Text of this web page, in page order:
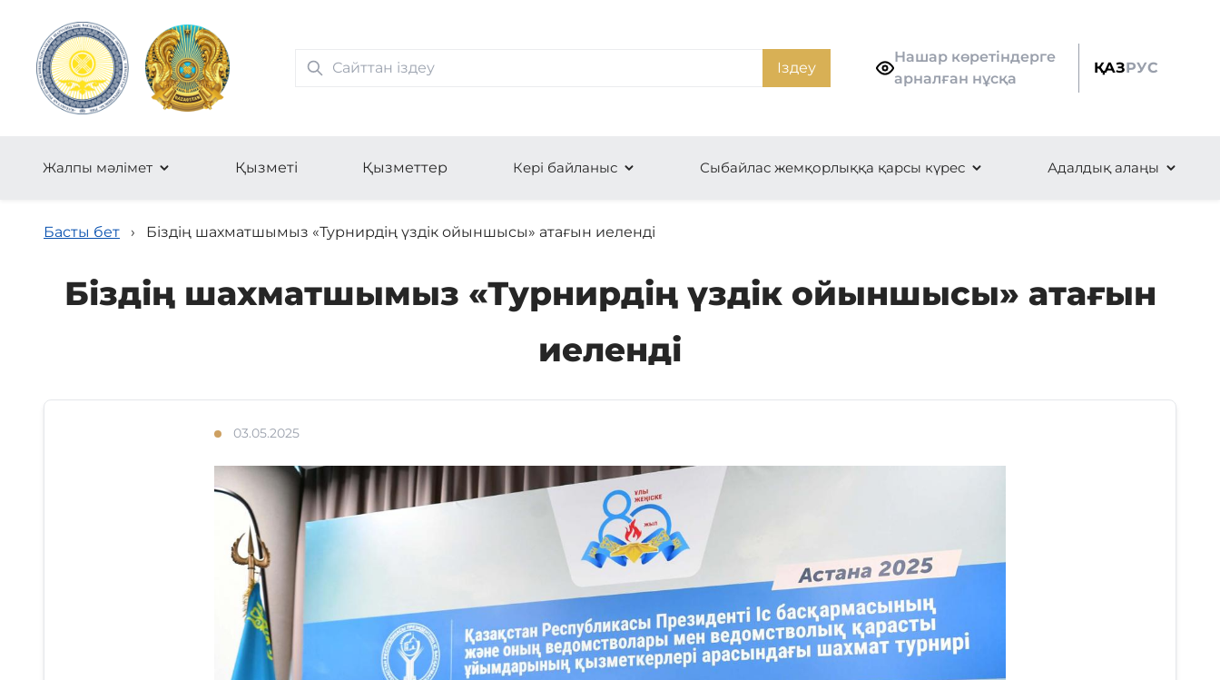
Іздеу
Нашар көретіндерге
арналған нұсқа
ҚАЗРУС
Жалпы мәлімет Қызметі Қызметтер Кері байланыс Сыбайлас жемқорлыққа қарсы күрес Адалдық алаңы
Басты бет › Біздің шахматшымыз «Турнирдің үздік ойыншысы» атағын иеленді
Біздің шахматшымыз «Турнирдің үздік ойыншысы» атағын
иеленді
03.05.2025